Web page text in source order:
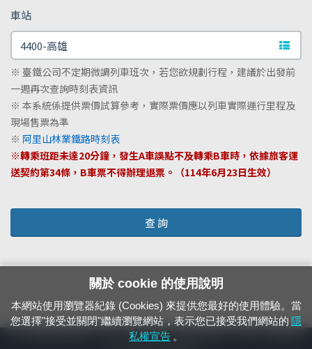
車站
文字
※ 臺鐵公司不定期微調列車班次，若您欲規劃行程，建議於出發前
一週再次查詢時刻表資訊
※ 本系統係提供票價試算參考，實際票價應以列車實際運行里程及
現場售票為準
※ 阿里山林業鐵路時刻表
※轉乘班距未達20分鐘，發生A車誤點不及轉乘B車時，依據旅客運
送契約第34條，B車票不得辦理退票。（114年6月23日生效）
查 詢
24小時緊急通報電話：1933（市話、手機，僅限發現軌道、平交道、橋樑及隧
關於 cookie 的使用說明
本網站使用瀏覽器紀錄 (Cookies) 來提供您最好的使用體驗。當
您選擇"接受並關閉"繼續瀏覽網站，表示您已接受我們網站的 隱
私權宣告 。